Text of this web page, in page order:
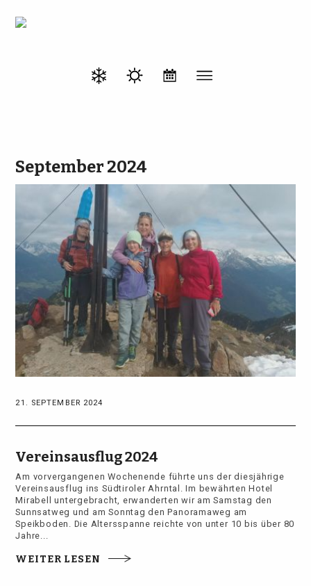
September 2024
21. SEPTEMBER 2024
Vereinsausflug 2024
Am vorvergangenen Wochenende führte uns der diesjährige
Vereinsausflug ins Südtiroler Ahrntal. Im bewährten Hotel
Mirabell untergebracht, erwanderten wir am Samstag den
Sunnsatweg und am Sonntag den Panoramaweg am
Speikboden. Die Altersspanne reichte von unter 10 bis über 80
Jahre...
WEITER LESEN